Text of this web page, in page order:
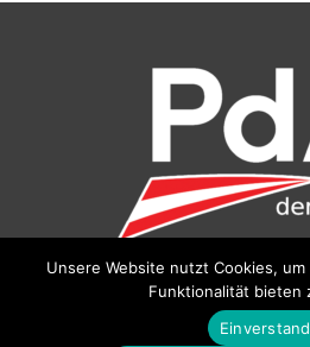
Partei der Arbeit (PdA),
Unsere Website nutzt Cookies,
Funktionalität bieten